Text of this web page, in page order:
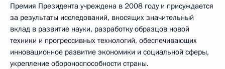
Премия Президента учреждена в 2008 году и присуждается
за результаты исследований, вносящих значительный
вклад в развитие науки, разработку образцов новой
техники и прогрессивных технологий, обеспечивающих
инновационное развитие экономики и социальной сферы,
укрепление обороноспособности страны.